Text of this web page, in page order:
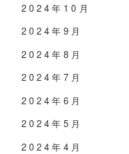
2024年10月
2024年9月
2024年8月
2024年7月
2024年6月
2024年5月
2024年4月